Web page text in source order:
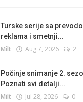
Turske serije sa
reklama i smetnji...
Milt Aug 7, 2026 2
Počinje snimanje 2.
Poznati svi detalji...
Milt Jul 28, 2026 0